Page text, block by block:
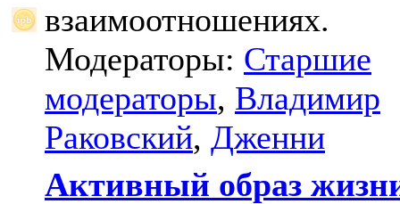
взаимоотношениях.
Модераторы: Старшие
модераторы, Владимир
Раковский, Дженни
Активный образ